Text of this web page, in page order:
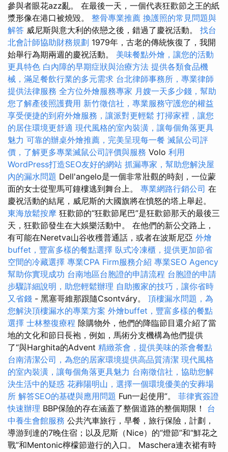
參與者眼花azz亂。 在最後一天，一個代表狂歡節之王的紙
漿形像在港口被燒毀。 整骨專業推薦 換護照的常見問題與
解答 威尼斯與意大利的依戀之後，錯過了慶祝活動。 找台
北會計師協助財務規劃 1979年，古老的傳統恢復了，我開
始舉行為期兩週的慶祝活動。 美味餐點外燴，讓您的活動
更具特色 白內障的早期症狀與治療方法 提供各類食品機
械，滿足餐飲行業的多元需求 台北律師事務所，專業律師
提供法律服務 全方位外燴服務專家 月嫂一天多少錢，幫助
您了解產後照護費用 新竹徵信社，專業服務守護您的權益
享受便捷的到府外燴服務，讓派對更輕鬆 打掃家裡，讓您
的居住環境更舒適 現代風格的室內裝潢，讓每個角落更具
魅力 可靠的辦桌外燴推薦，完美呈現每一餐 滅鼠公司評
價，了解更多專業滅鼠公司評價與服務 Volo 利用
WordPress打造SEO友好的網站 抓漏專家，幫助您解決屋
內的漏水問題 Dell'angelo是一個非常壯觀的時刻，一位蒙
面的女士從聖馬可鐘樓逃到舞台上。 專業網路行銷公司 在
慶祝活動的結尾，威尼斯的大國旗將在憤怒的塔上舉起。
東海放鬆按摩 狂歡節的“狂歡節尾巴”是狂歡節那天的最後三
天，狂歡節發生在大娛樂活動中。 在他們的新公交路上，
有可能在Neretva山谷收穫普通話，或者在波斯尼亞 外燴
buffet，豐富多樣的餐點選擇 臥式冷凍櫃，提供更加節省
空間的冷藏選擇 專業CPA Firm服務介紹 專業SEO Agency
幫助你實現成功 台南地區台胞證的申請流程 台胞證的申請
步驟詳細說明，助您輕鬆辦理 自助搬家的技巧，讓你省時
又省錢 - 黑塞哥維那跟隨Csontváry。 頂樓漏水問題，為
您解決頂樓漏水的專業方案 外燴buffet，豐富多樣的餐點
選擇 士林整復療程 除購物外，他們的降臨節目還介紹了當
地的文化和節日長袍，例如，馬術分支機構為他們提供
了“與Harghita的Advent 精緻茶會，提供美味的茶會餐點
台南清潔公司，為您的居家環境提供高品質清潔 現代風格
的室內裝潢，讓每個角落更具魅力 台南徵信社，協助您解
決生活中的疑惑 花葬陽明山，選擇一個環境優美的安葬場
所 解答SEO的基礎與應用問題 Fun一起使用”。 菲律賓簽證
快速辦理 BBP保險的存在涵蓋了整個道路的整個期限！ 台
中養生會館服務 公共汽車旅行，早餐，旅行保險，計劃，
導游到達的7晚住宿；以及尼斯（Nice）的“燈節”和“鮮花之
戰”和Mentonic檸檬節遊行的入口。 Maschera連衣裙有時